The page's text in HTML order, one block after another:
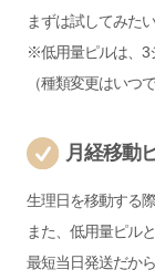
まずは試してみた
※低用量ピルは、3
（種類変更はいつ
月経移動
生理日を移動する
また、低用量ピル
最短当日発送だか